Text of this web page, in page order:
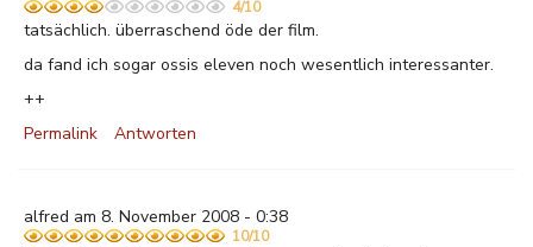
4/10
tatsächlich. überraschend öde der film.
da fand ich sogar ossis eleven noch wesentlich interessanter.
++
Permalink
Antworten
alfred am 8. November 2008 - 0:38
10/10